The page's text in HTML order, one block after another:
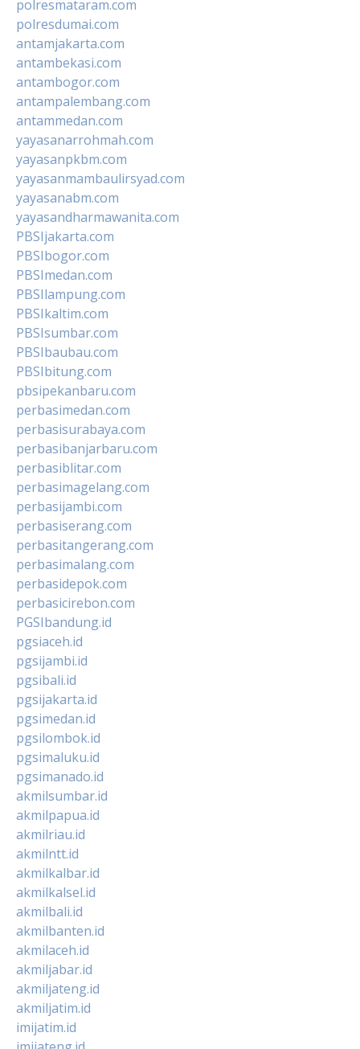
polresmataram.com
polresdumai.com
antamjakarta.com
antambekasi.com
antambogor.com
antampalembang.com
antammedan.com
yayasanarrohmah.com
yayasanpkbm.com
yayasanmambaulirsyad.com
yayasanabm.com
yayasandharmawanita.com
PBSIjakarta.com
PBSIbogor.com
PBSImedan.com
PBSIlampung.com
PBSIkaltim.com
PBSIsumbar.com
PBSIbaubau.com
PBSIbitung.com
pbsipekanbaru.com
perbasimedan.com
perbasisurabaya.com
perbasibanjarbaru.com
perbasiblitar.com
perbasimagelang.com
perbasijambi.com
perbasiserang.com
perbasitangerang.com
perbasimalang.com
perbasidepok.com
perbasicirebon.com
PGSIbandung.id
pgsiaceh.id
pgsijambi.id
pgsibali.id
pgsijakarta.id
pgsimedan.id
pgsilombok.id
pgsimaluku.id
pgsimanado.id
akmilsumbar.id
akmilpapua.id
akmilriau.id
akmilntt.id
akmilkalbar.id
akmilkalsel.id
akmilbali.id
akmilbanten.id
akmilaceh.id
akmiljabar.id
akmiljateng.id
akmiljatim.id
imijatim.id